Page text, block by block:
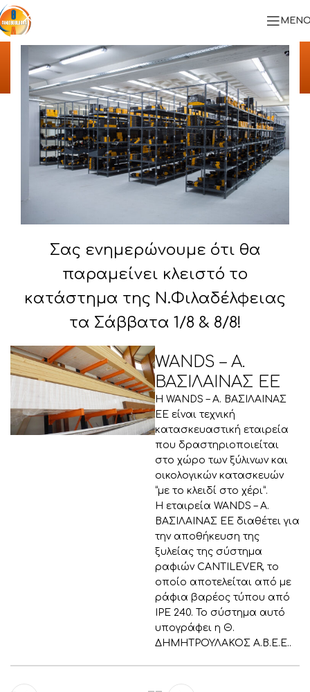
Σας ενημερώνουμε ότι θα
παραμείνει κλειστό το
κατάστημα της Ν.Φιλαδέλφειας
τα Σάββατα 1/8 & 8/8!
Αρχική ΥΛΟΠΟΙΗΜΕΝΑ ΕΡΓΑ
WANDS – Α. ΒΑΣΙΛΑΙΝΑΣ ΕΕ
WANDS – Α.
ΒΑΣΙΛΑΙΝΑΣ ΕΕ
Η WANDS – Α. ΒΑΣΙΛΑΙΝΑΣ
ΕΕ είναι τεχνική
κατασκευαστική εταιρεία
που δραστηριοποιείται
στο χώρο των ξύλινων και
οικολογικών κατασκευών
“με το κλειδί στο χέρι”.
Η εταιρεία WANDS – Α.
ΒΑΣΙΛΑΙΝΑΣ ΕΕ διαθέτει για
την αποθήκευση της
ξυλείας της σύστημα
ραφιών CANTILEVER, το
οποίο αποτελείται από με
ράφια βαρέος τύπου από
IPE 240. Το σύστημα αυτό
υπογράφει η Θ.
ΔΗΜΗΤΡΟΥΛΑΚΟΣ Α.Β.Ε.Ε..